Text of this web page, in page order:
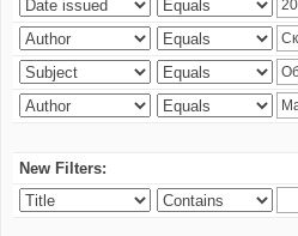
New Filters: